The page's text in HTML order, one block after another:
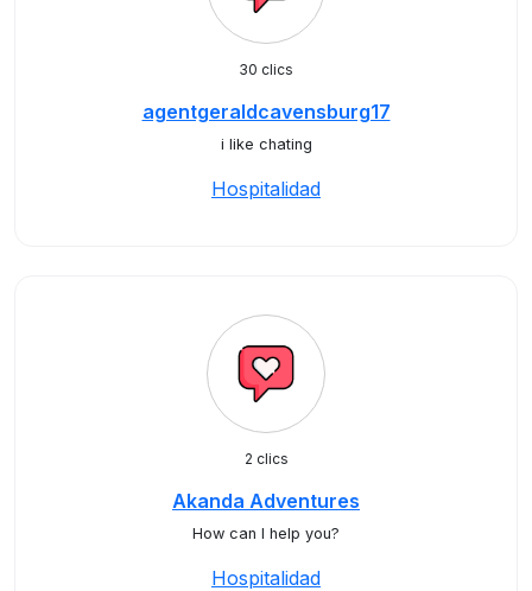
30 clics
agentgeraldcavensburg17
i like chating
Hospitalidad
2 clics
Akanda Adventures
How can I help you?
Hospitalidad